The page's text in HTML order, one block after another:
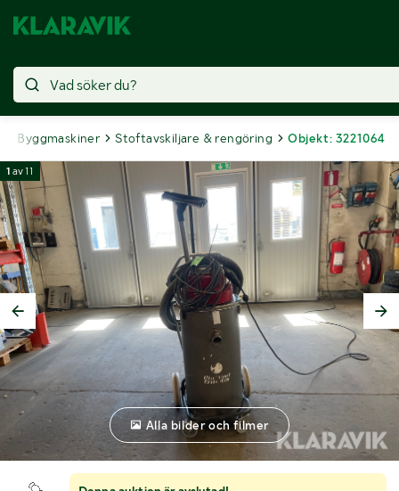
Byggmaskiner Stoftavskiljare & rengöring Objekt: 3221064
1 av11
Alla bilder och filmer